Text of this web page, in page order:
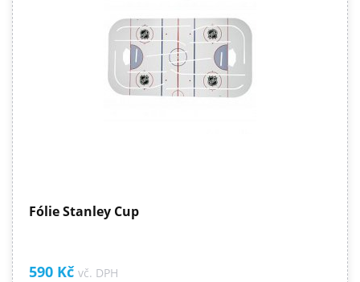
Fólie Stanley Cup
590 Kč vč. DPH